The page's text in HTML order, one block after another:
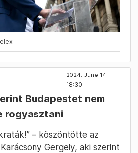
2024. June 14. –
18:30
Budapestet nem
rogyasztani
– köszöntötte az
Gergely, aki szerint